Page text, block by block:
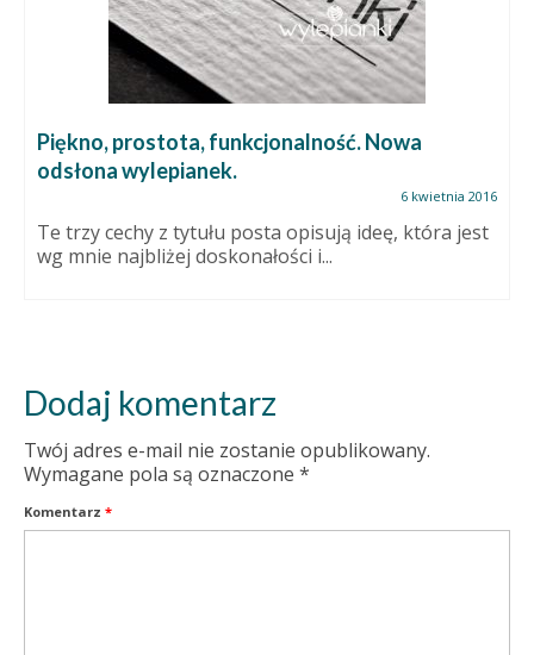
Piękno, prostota, funkcjonalność. Nowa
odsłona wylepianek.
6 kwietnia 2016
Te trzy cechy z tytułu posta opisują ideę, która jest
wg mnie najbliżej doskonałości i...
Dodaj komentarz
Twój adres e-mail nie zostanie opublikowany.
Wymagane pola są oznaczone *
Komentarz *